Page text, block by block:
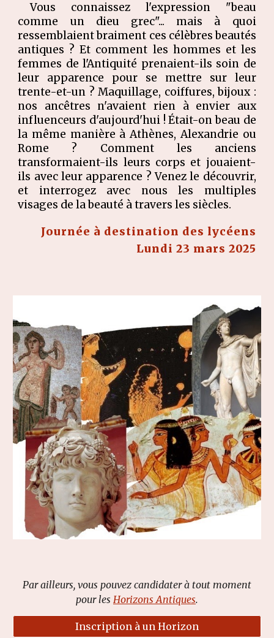
Vous connaissez l'expression "beau
comme un dieu grec"... mais à quoi
ressemblaient braiment ces célèbres beautés
antiques ? Et comment les hommes et les
femmes de l'Antiquité prenaient-ils soin de
leur apparence pour se mettre sur leur
trente-et-un ? Maquillage, coiffures, bijoux :
nos ancêtres n'avaient rien à envier aux
influenceurs d'aujourd'hui ! Était-on beau de
la même manière à Athènes, Alexandrie ou
Rome ? Comment les anciens
transformaient-ils leurs corps et jouaient-
ils avec leur apparence ? Venez le découvrir,
et interrogez avec nous les multiples
visages de la beauté à travers les siècles.
Journée à destination des lycéens
Lundi 23 mars 2025
Par ailleurs, vous pouvez candidater à tout moment
pour les Horizons Antiques.
Inscription à un Horizon